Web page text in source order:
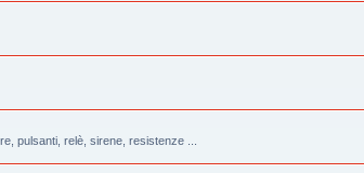
pulsanti, relè, sirene, resistenze ...